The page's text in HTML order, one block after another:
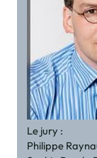
Le jury :
Philippe